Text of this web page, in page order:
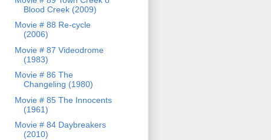
Blood Creek (2009)
Movie # 88 Re-cycle
(2006)
Movie # 87 Videodrome
(1983)
Movie # 86 The
Changeling (1980)
Movie # 85 The Innocents
(1961)
Movie # 84 Daybreakers
(2010)